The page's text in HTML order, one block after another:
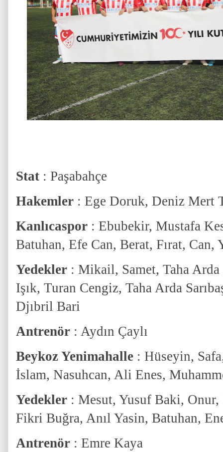
Stat : Paşabahçe
Hakemler : Ege Doruk, Deniz Mert
Kanlıcaspor : Ebubekir, Mustafa
Batuhan, Efe Can, Berat, Fırat, Can,
Yedekler : Mikail, Samet, Taha
Işık, Turan Cengiz, Taha Arda
Djıbril Bari
Antrenör : Aydın Çaylı
Beykoz Yenimahalle : Hüseyin,
İslam, Nasuhcan, Ali Enes,
Yedekler : Mesut, Yusuf Baki,
Fikri Buğra, Anıl Yasin, Batuhan,
Antrenör : Emre Kaya